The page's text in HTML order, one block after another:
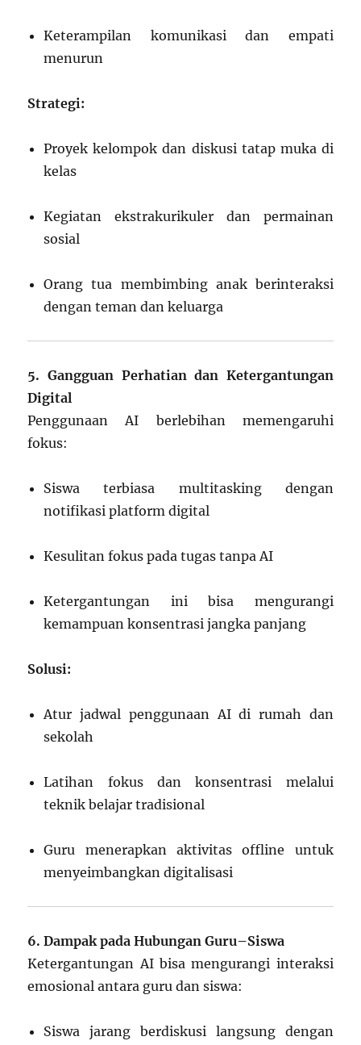
Keterampilan komunikasi dan empati
menurun
Strategi:
Proyek kelompok dan diskusi tatap muka di
kelas
Kegiatan ekstrakurikuler dan permainan
sosial
Orang tua membimbing anak berinteraksi
dengan teman dan keluarga
5. Gangguan Perhatian dan Ketergantungan
Digital
Penggunaan AI berlebihan memengaruhi
fokus:
Siswa terbiasa multitasking dengan
notifikasi platform digital
Kesulitan fokus pada tugas tanpa AI
Ketergantungan ini bisa mengurangi
kemampuan konsentrasi jangka panjang
Solusi:
Atur jadwal penggunaan AI di rumah dan
sekolah
Latihan fokus dan konsentrasi melalui
teknik belajar tradisional
Guru menerapkan aktivitas offline untuk
menyeimbangkan digitalisasi
6. Dampak pada Hubungan Guru–Siswa
Ketergantungan AI bisa mengurangi interaksi
emosional antara guru dan siswa:
Siswa jarang berdiskusi langsung dengan